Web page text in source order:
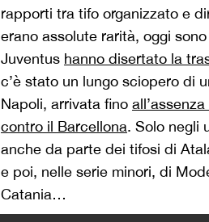
rapporti tra tifo organizzato e
erano assolute rarità, oggi
Juventus hanno disertato la
c’è stato un lungo sciopero di
Napoli, arrivata fino
contro il Barcellona. Solo negli
anche da parte dei tifosi di
e poi, nelle serie minori, di
Catania…